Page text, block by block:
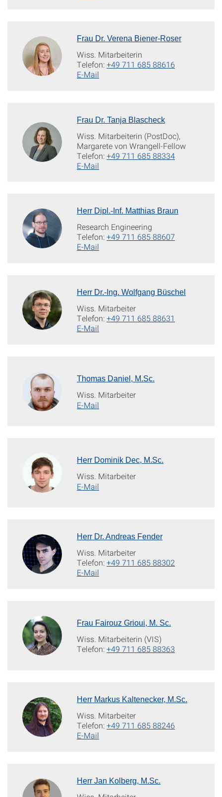
Frau Dr. Verena Biener-Roser
Wiss. Mitarbeiterin
Telefon:+49 711 685 88616
E-Mail
Frau Dr. Tanja Blascheck
Wiss. Mitarbeiterin (PostDoc),
Margarete von Wrangell-Fellow
Telefon:+49 711 685 88334
E-Mail
Herr Dipl.-Inf. Matthias Braun
Research Engineering
Telefon:+49 711 685 88607
E-Mail
Herr Dr.-Ing. Wolfgang Büschel
Wiss. Mitarbeiter
Telefon:+49 711 685 88631
E-Mail
Thomas Daniel, M.Sc.
Wiss. Mitarbeiter
E-Mail
Herr Dominik Dec, M.Sc.
Wiss. Mitarbeiter
E-Mail
Herr Dr. Andreas Fender
Wiss. Mitarbeiter
Telefon:+49 711 685 88302
E-Mail
Frau Fairouz Grioui, M. Sc.
Wiss. Mitarbeiterin (VIS)
Telefon:+49 711 685 88363
Herr Markus Kaltenecker, M.Sc.
Wiss. Mitarbeiter
Telefon:+49 711 685 88246
E-Mail
Herr Jan Kolberg, M.Sc.